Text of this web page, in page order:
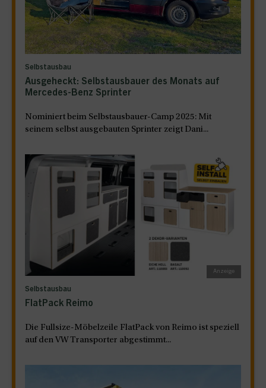
Selbstausbau
Ausgeheckt: Selbstausbauer des Monats auf
Mercedes-Benz Sprinter
Nominiert beim Selbstausbauer-Camp 2025: Mit
seinem selbst ausgebauten Sprinter zeigt Dani...
Selbstausbau
FlatPack Reimo
Die Fullsize-Möbelzeile FlatPack von Reimo ist speziell
auf den VW Transporter abgestimmt...